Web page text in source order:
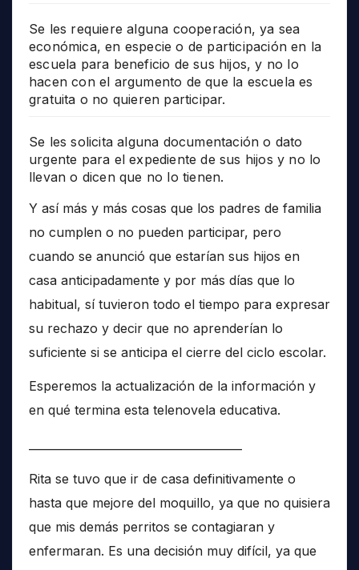
Se les requiere alguna cooperación, ya sea
económica, en especie o de participación en la
escuela para beneficio de sus hijos, y no lo
hacen con el argumento de que la escuela es
gratuita o no quieren participar.
Se les solicita alguna documentación o dato
urgente para el expediente de sus hijos y no lo
llevan o dicen que no lo tienen.
Y así más y más cosas que los padres de familia
no cumplen o no pueden participar, pero
cuando se anunció que estarían sus hijos en
casa anticipadamente y por más días que lo
habitual, sí tuvieron todo el tiempo para expresar
su rechazo y decir que no aprenderían lo
suficiente si se anticipa el cierre del ciclo escolar.
Esperemos la actualización de la información y
en qué termina esta telenovela educativa.
Rita se tuvo que ir de casa definitivamente o
hasta que mejore del moquillo, ya que no quisiera
que mis demás perritos se contagiaran y
enfermaran. Es una decisión muy difícil, ya que